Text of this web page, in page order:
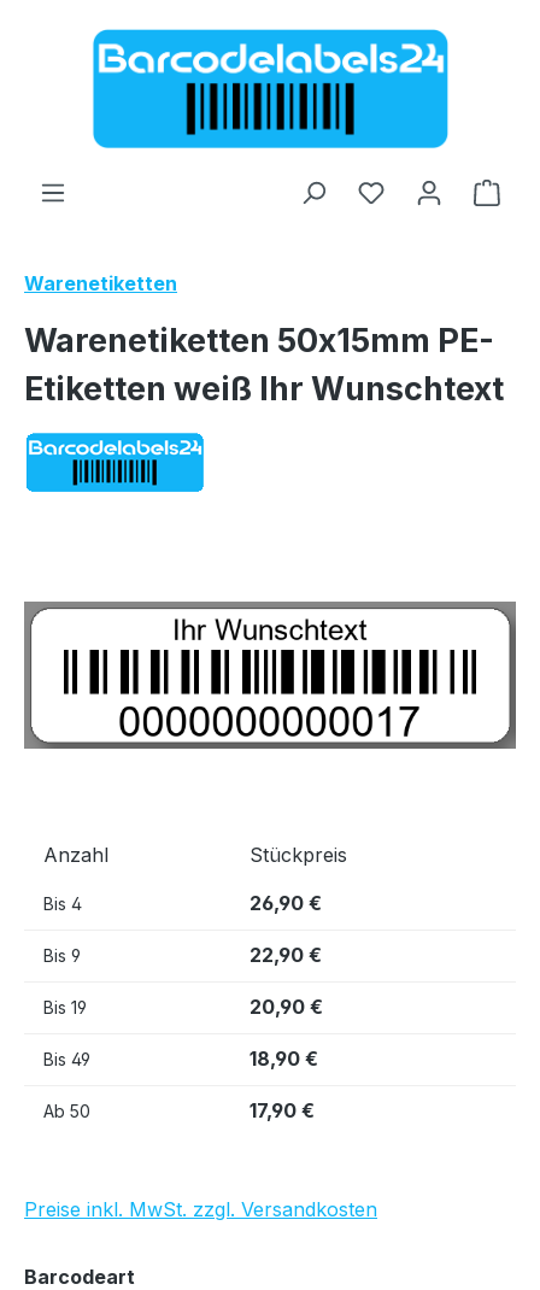
Zum Hauptinhalt springen
Warenetiketten
Warenetiketten 50x15mm PE-
Etiketten weiß Ihr Wunschtext
Anzahl Stückpreis
Bis 4 26,90 €
Bis 9 22,90 €
Bis 19 20,90 €
Bis 49 18,90 €
Ab 50 17,90 €
Preise inkl. MwSt. zzgl. Versandkosten
Barcodeart